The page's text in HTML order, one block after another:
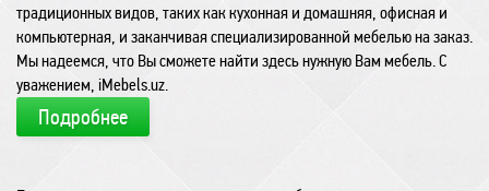
традиционных видов, таких как кухонная и домашняя, офисная и
компьютерная, и заканчивая специализированной мебелью на заказ.
Мы надеемся, что Вы сможете найти здесь нужную Вам мебель. С
уважением, iMebels.uz.
Подробнее